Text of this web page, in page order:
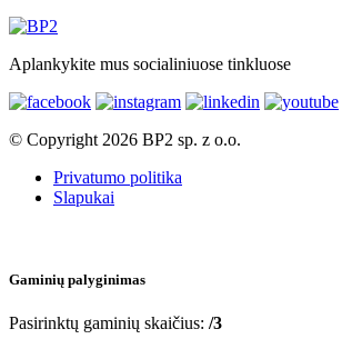
Aplankykite mus socialiniuose tinkluose
© Copyright 2026 BP2 sp. z o.o.
Privatumo politika
Slapukai
Gaminių palyginimas
Pasirinktų gaminių skaičius: /3